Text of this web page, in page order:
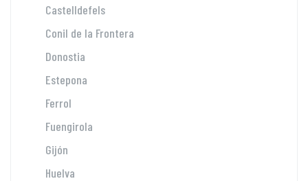
Castelldefels
Conil de la Frontera
Donostia
Estepona
Ferrol
Fuengirola
Gijón
Huelva